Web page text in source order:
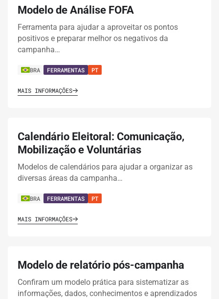
Modelo de Análise FOFA
Ferramenta para ajudar a aproveitar os pontos
positivos e preparar melhor os negativos da
campanha…
BRA FERRAMENTAS PT
MAIS INFORMAÇÕES
Calendário Eleitoral: Comunicação,
Mobilização e Voluntárias
Modelos de calendários para ajudar a organizar as
diversas áreas da campanha…
BRA FERRAMENTAS PT
MAIS INFORMAÇÕES
Modelo de relatório pós-campanha
Confiram um modelo prática para sistematizar as
informações, dados, conhecimentos e aprendizados